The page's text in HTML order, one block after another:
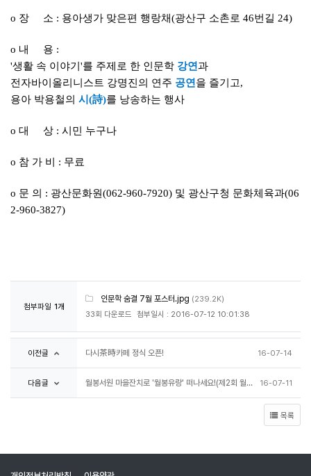
o 장 소 : 용아생가 맞은편 행랑채(광산구 소촌로 46번길 24)
o 내 용 :
'생활 속 이야기'를 주제로 한 인문학 강연과
전자바이올리니스트 강명진의 연주 공연을 즐기고,
용아 박용철의 시(詩)를 낭송하는 행사
o 대 상 : 시민 누구나
o 참 가 비 : 무료
o 문 의 : 광산문화원(062-960-7920) 및 광산구청 문화체육과(06
2-960-3827)
첨부파일 1개
인문학 숨결 7월 포스터.jpg (239.2K)
33회 다운로드 첨부일시 : 2016-07-12 10:01:38
이전글 다시茶時카페 정식 오픈! 16-07-14
다음글 월봉서원 마을잔치로 '월봉유랑' 떠나세요!(제2회 월봉유랑 개최) 16-07-11
목록